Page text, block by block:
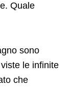
Quale
sono
le infinite
che